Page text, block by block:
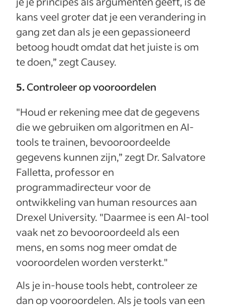
kans veel groter dat je een verandering in
gang zet dan als je een gepassioneerd
betoog houdt omdat dat het juiste is om
te doen,” zegt Causey.
5.Controleer op vooroordelen
"Houd er rekening mee dat de gegevens
die we gebruiken om algoritmen en AI-
tools te trainen, bevooroordeelde
gegevens kunnen zijn,” zegt Dr. Salvatore
Falletta, professor en
programmadirecteur voor de
ontwikkeling van human resources aan
Drexel University. "Daarmee is een AI-tool
vaak net zo bevooroordeeld als een
mens, en soms nog meer omdat de
vooroordelen worden versterkt."
Als je in-house tools hebt, controleer ze
dan op vooroordelen. Als je tools van een